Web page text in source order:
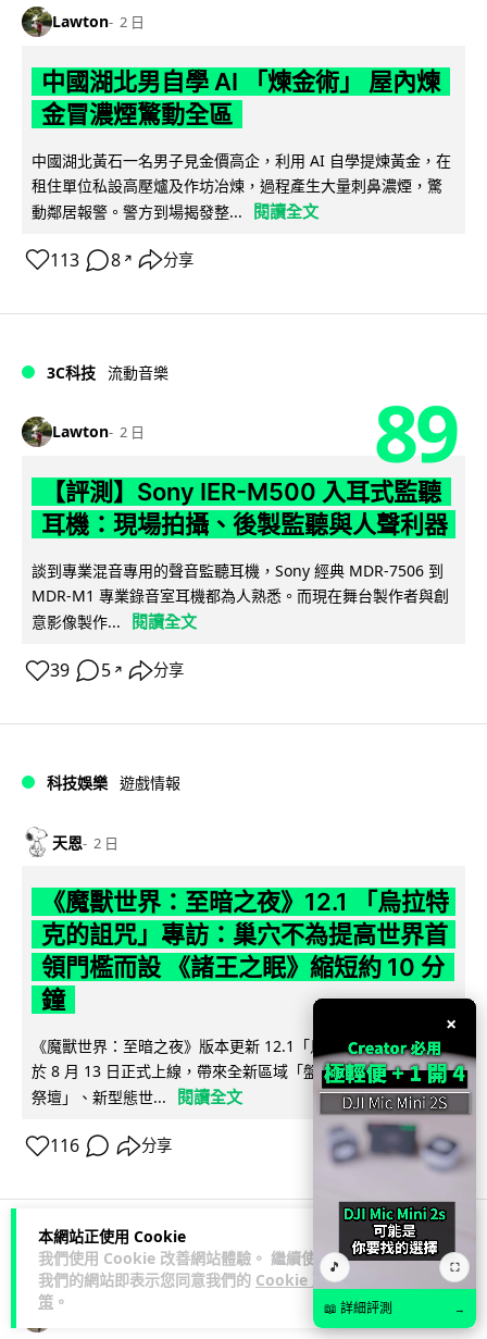
本網站正使用 Cookie
我們使用 Cookie 改善網站體驗。 繼續使用
我們的網站即表示您同意我們的 Cookie 政
策 。
Lawton 2 日
中國湖北男自學 AI 「煉金術」 屋內煉
金冒濃煙驚動全區
中國湖北黃石一名男子見金價高企，利用 AI 自學提煉黃金，在
租住單位私設高壓爐及作坊冶煉，過程產生大量刺鼻濃煙，驚
動鄰居報警。警方到場揭發整...
閱讀全文
113 8 ↗ 分享
3C科技 流動音樂
Lawton 2 日 89
【評測】Sony IER-M500 入耳式監聽
耳機：現場拍攝、後製監聽與人聲利器
談到專業混音專用的聲音監聽耳機，Sony 經典 MDR-7506 到
MDR-M1 專業錄音室耳機都為人熟悉。而現在舞台製作者與創
意影像製作...
閱讀全文
39 5 ↗ 分享
科技娛樂 遊戲情報
天恩 2 日
《魔獸世界：至暗之夜》12.1 「烏拉特
克的詛咒」專訪：巢穴不為提高世界首
領門檻而設 《諸王之眠》縮短約 10 分
鐘
《魔獸世界：至暗之夜》版本更新 12.1「烏拉特克的詛咒」將
於 8 月 13 日正式上線，帶來全新區域「盤蛇島」、地城「毒牙
祭壇」、新型態世...
閱讀全文
116 分享
科技娛樂 遊戲情報
×
🎵 ⛶
📖 詳細評測 →